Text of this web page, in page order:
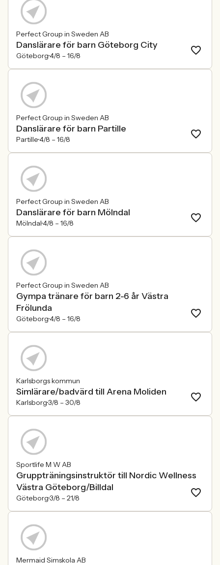
Perfect Group in Sweden AB
Danslärare för barn Göteborg City
Göteborg4/8 – 16/8
Perfect Group in Sweden AB
Danslärare för barn Partille
Partille4/8 – 16/8
Perfect Group in Sweden AB
Danslärare för barn Mölndal
Mölndal4/8 – 16/8
Perfect Group in Sweden AB
Gympa tränare för barn 2-6 år Västra
Frölunda
Göteborg4/8 – 16/8
Karlsborgs kommun
Simlärare/badvärd till Arena Moliden
Karlsborg3/8 – 30/8
Sportlife M W AB
Gruppträningsinstruktör till Nordic Wellness
Västra Göteborg/Billdal
Göteborg3/8 – 21/8
Mermaid Simskola AB